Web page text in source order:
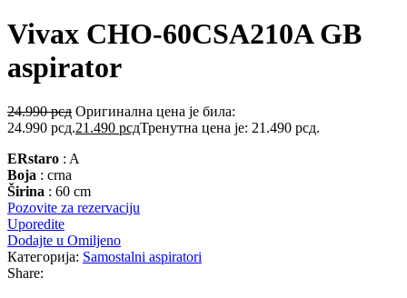
Vivax CHO-60CSA210A GB
aspirator
24.990рсд Оригинална цена је била:
24.990 рсд.21.490 рсдТренутна цена је: 21.490 рсд.
ERstaro : A
Boja : crna
Širina : 60 cm
Pozovite za rezervaciju
Uporedite
Dodajte u Omiljeno
Категорија: Samostalni aspiratori
Share: